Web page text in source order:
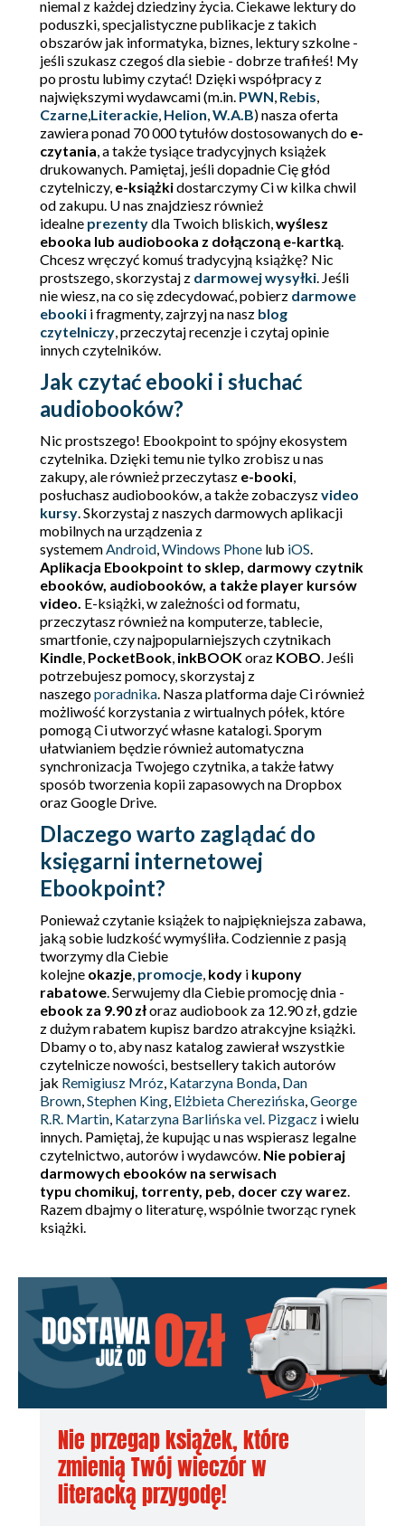
niemal z każdej dziedziny życia. Ciekawe lektury do
poduszki, specjalistyczne publikacje z takich
obszarów jak informatyka, biznes, lektury szkolne -
jeśli szukasz czegoś dla siebie - dobrze trafiłeś! My
po prostu lubimy czytać! Dzięki współpracy z
największymi wydawcami (m.in. PWN, Rebis,
Czarne,Literackie, Helion,W.A.B) nasza oferta
zawiera ponad 70 000 tytułów dostosowanych do e-
czytania, a także tysiące tradycyjnych książek
drukowanych. Pamiętaj, jeśli dopadnie Cię głód
czytelniczy, e-książkidostarczymy Ci w kilka chwil
od zakupu. U nas znajdziesz również
idealne prezentydla Twoich bliskich,wyślesz
ebooka lub audiobooka z dołączoną e-kartką.
Chcesz wręczyć komuś tradycyjną książkę? Nic
prostszego, skorzystaj z darmowej wysyłki. Jeśli
nie wiesz, na co się zdecydować, pobierz darmowe
ebooki i fragmenty, zajrzyj na nasz blog
czytelniczy, przeczytaj recenzje i czytaj opinie
innych czytelników.
Jak czytać ebooki i słuchać
audiobooków?
Nic prostszego! Ebookpoint to spójny ekosystem
czytelnika. Dzięki temu nie tylko zrobisz u nas
zakupy, ale również przeczytasz e-booki,
posłuchasz audiobooków, a także zobaczyszvideo
kursy. Skorzystaj z naszych darmowych aplikacji
mobilnych na urządzenia z
systememAndroid,Windows Phone lub iOS.
Aplikacja Ebookpoint to sklep, darmowy czytnik
ebooków, audiobooków, a także player kursów
video. E-książki, w zależności od formatu,
przeczytasz również na komputerze, tablecie,
smartfonie, czy najpopularniejszych czytnikach
Kindle, PocketBook, inkBOOKoraz KOBO. Jeśli
potrzebujesz pomocy, skorzystaj z
naszegoporadnika. Nasza platforma daje Ci również
możliwość korzystania z wirtualnych półek, które
pomogą Ci utworzyć własne katalogi. Sporym
ułatwianiem będzie również automatyczna
synchronizacja Twojego czytnika, a także łatwy
sposób tworzenia kopii zapasowych na Dropbox
oraz Google Drive.
Dlaczego warto zaglądać do
księgarni internetowej
Ebookpoint?
Ponieważ czytanie książek to najpiękniejsza zabawa,
jaką sobie ludzkość wymyśliła. Codziennie z pasją
tworzymy dla Ciebie
kolejne okazje, promocje, kody i kupony
rabatowe. Serwujemy dla Ciebie promocję dnia -
ebook za 9.90 złoraz audiobook za 12.90 zł, gdzie
z dużym rabatem kupisz bardzo atrakcyjne książki.
Dbamy o to, aby nasz katalog zawierał wszystkie
czytelnicze nowości, bestsellery takich autorów
jak Remigiusz Mróz, Katarzyna Bonda, Dan
Brown,Stephen King, Elżbieta Cherezińska,George
R.R. Martin, Katarzyna Barlińska vel. Pizgacz i wielu
innych. Pamiętaj, że kupując u nas wspierasz legalne
czytelnictwo, autorów i wydawców. Nie pobieraj
darmowych ebooków na serwisach
typu chomikuj, torrenty, peb, docer czy warez.
Razem dbajmy o literaturę, wspólnie tworząc rynek
książki.
Nie przegap książek, które
zmienią Twój wieczór w
literacką przygodę!